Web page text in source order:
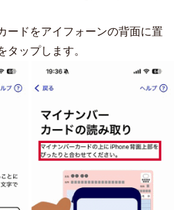
ードをアイフォーンの背面に置
タップします。